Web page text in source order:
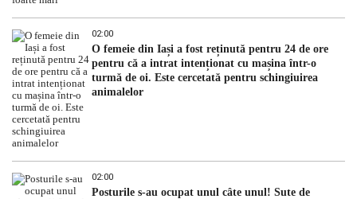
02:00
O femeie din Iași a fost reținută pentru 24 de ore
pentru că a intrat intenționat cu mașina într-o
turmă de oi. Este cercetată pentru schingiuirea
animalelor
02:00
Posturile s-au ocupat unul câte unul! Sute de